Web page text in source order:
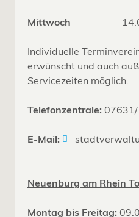
Mittwoch 14.00 -
Individuelle
erwünscht und auch
Servicezeiten möglich.
Telefonzentrale:
E-Mail:
Neuenburg am Rhein
Montag bis Freitag: